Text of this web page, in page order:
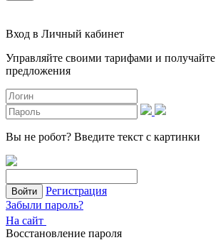
Вход в Личный кабинет
Управляйте своими тарифами и
предложения
Вы не робот? Введите текст с картинки
Войти
Регистрация
Забыли пароль?
На сайт
Восстановление пароля